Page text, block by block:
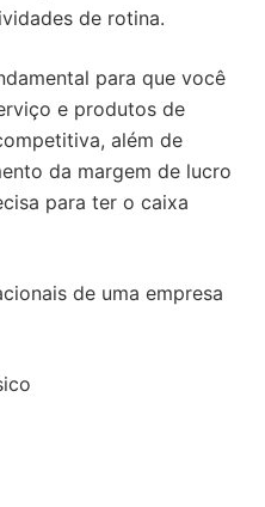
de rotina.
para que você
e produtos de
além de
da margem de lucro
para ter o caixa
de uma empresa